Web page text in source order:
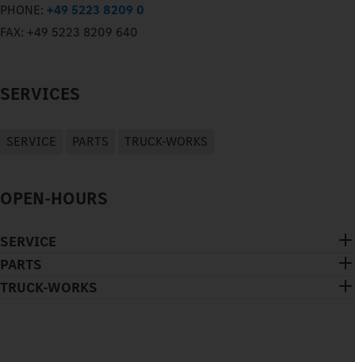
PHONE: +49 5223 8209 0
FAX: +49 5223 8209 640
SERVICES
SERVICE PARTS TRUCK-WORKS
OPEN-HOURS
SERVICE
PARTS
TRUCK-WORKS